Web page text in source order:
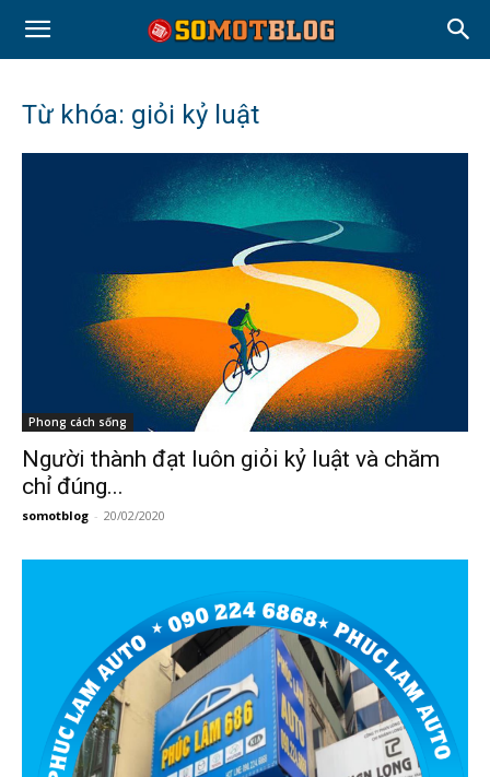
Từ khóa: giỏi kỷ luật
Phong cách sống
Người thành đạt luôn giỏi kỷ luật và chăm
chỉ đúng...
somotblog - 20/02/2020